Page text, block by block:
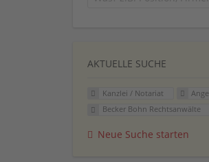
AKTUELLE SUCHE
Kanzlei / Notariat
Becker Bohn Rechtsanwälte
Neue Suche starten